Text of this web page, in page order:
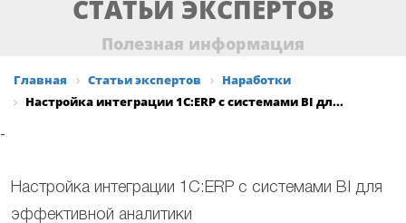
СТАТЬИ ЭКСПЕРТОВ
Полезная информация
Главная Статьи экспертов
Наработки
Настройка интеграции 1С:ERP с системами BI дл...
-
Настройка интеграции 1С:ERP с системами BI для
эффективной аналитики